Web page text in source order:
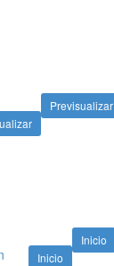
Previsualizar
Inicio
Inicio